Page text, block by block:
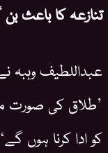
تنازعہ کا باعث
عبداللطیف وہبہ
’طلاق کی صورت
کو ادا کرنا ہوں